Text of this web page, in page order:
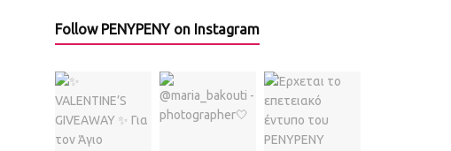
Follow PENYPENY on Instagram